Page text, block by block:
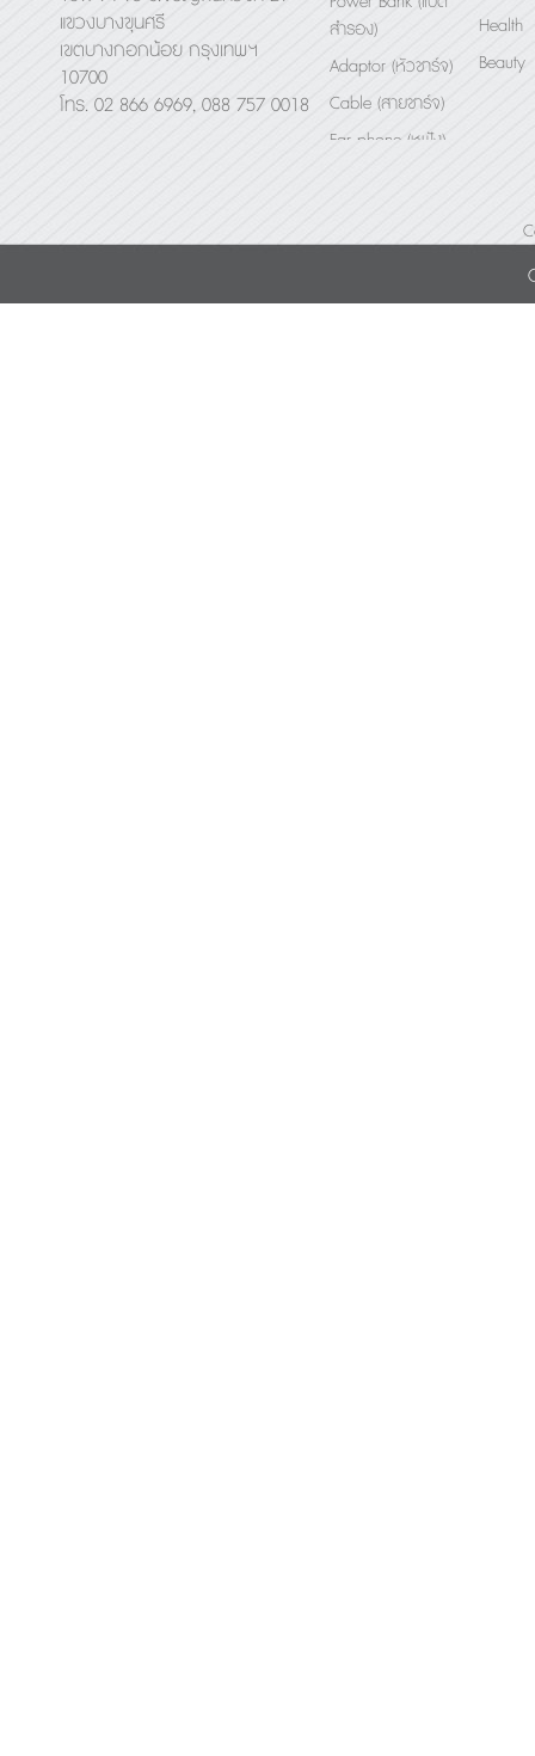
แขวงบางขุนศรี
เขตบางกอกน้อย กรุงเทพฯ
10700
โทร. 02 866 6969, 088 757 0018
สำรอง)
Adaptor (หัวชาร์จ)
Cable (สายชาร์จ)
Ear phone (หูฟัง)
Others (อื่นๆ)
Health
Beauty